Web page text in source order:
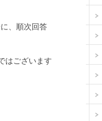
、順次回答
はございます